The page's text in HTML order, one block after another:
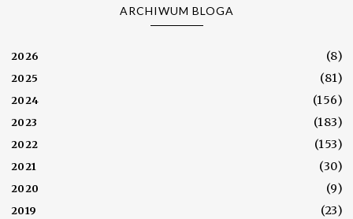
ARCHIWUM BLOGA
2026 (8)
2025 (81)
2024 (156)
2023 (183)
2022 (153)
2021 (30)
2020 (9)
2019 (23)